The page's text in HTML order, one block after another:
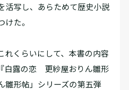
活写し、あらためて歴史小説
た。
くらいにして、本書の内容
白露の恋 更紗屋おりん雛形
雛形帖」シリーズの第五弾